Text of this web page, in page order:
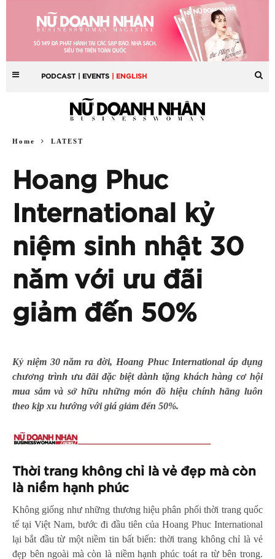
PODCAST | EVENTS | ENGLISH
Home LATEST
Hoang Phuc
International kỷ
niệm sinh nhật 30
năm với ưu đãi
giảm đến 50%
Kỷ niệm 30 năm ra đời, Hoang Phuc International áp dụng
chương trình ưu đãi đặc biệt dành tặng khách hàng cơ hội
mua sắm và sở hữu những món đồ hiệu chính hãng luôn
theo kịp xu hướng với giá giảm đến 50%.
Thời trang không chỉ là vẻ đẹp mà còn
là niềm hạnh phúc
Không giống như những thương hiệu phân phối thời trang quốc
tế tại Việt Nam, bước đi đầu tiên của Hoang Phuc International
lại bắt đầu từ một niềm tin bất biến: thời trang không chỉ là vẻ
đẹp bên ngoài mà còn là niềm hạnh phúc toát ra từ bên trong.